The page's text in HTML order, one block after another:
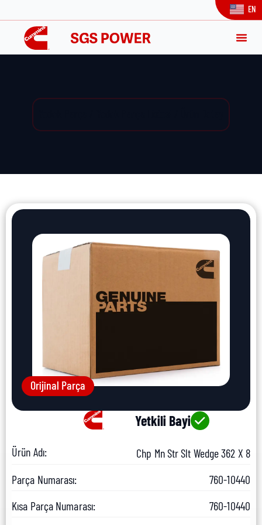
EN
Orijinal Parça
Yetkili Bayi
Ürün Adı:
Chp Mn Str Slt Wedge 362 X 8
Parça Numarası:
760-10440
Kısa Parça Numarası:
760-10440